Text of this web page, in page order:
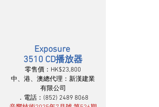
Exposure
3510 CD播放器
零售價：HK$23,800
中、港、澳總代理：新漢建業
有限公司
．電話：(852) 2489 8068